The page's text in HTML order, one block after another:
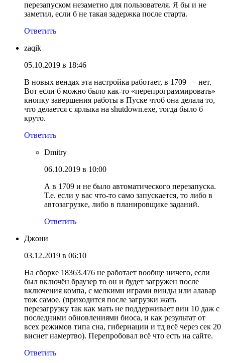
перезапуском незаметно для пользователя. Я бы и не
заметил, если б не такая задержка после старта.
Ответить
zaqik
05.10.2019 в 18:46
В новых вендах эта настройка работает, в 1709 — нет.
Вот если б можно было как-то «перепрограммировать»
кнопку завершения работы в Пуске чтоб она делала то,
что делается с ярлыка на shutdown.exe, тогда было б
круто.
Ответить
Dmitry
06.10.2019 в 10:00
А в 1709 и не было автоматического перезапуска.
Т.е. если у вас что-то само запускается, то либо в
автозагрузке, либо в планировщике заданий.
Ответить
Джони
03.12.2019 в 06:10
На сборке 18363.476 не работает вообще ничего, если
был включён браузер то он и будет загружен после
включения компа, с мелкими играми винды или алавар
тож самое. (приходится после загрузки жать
перезагрузку так как мать не поддерживает вин 10 даж с
последними обновлениями биоса, и как результат от
всех режимов типа сна, гибернации и тд всё через сек 20
виснет намертво). Перепробовал всё что есть на сайте.
Ответить